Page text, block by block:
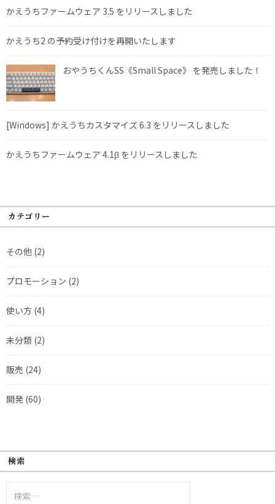
かえうちファームウェア 3.5 をリリースしました
かえうち2 の予約受け付けを再開いたします
おやうちくんSS《Small Space》 を発売しました！
[Windows] かえうちカスタマイズ 6.3 をリリースしました
かえうちファームウェア 4.1β をリリースしました
カテゴリー
その他 (2)
プロモーション (2)
使い方 (4)
未分類 (2)
販売 (24)
開発 (60)
検索
索: